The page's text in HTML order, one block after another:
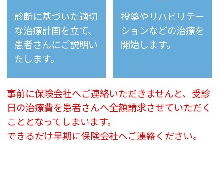
診断に基づいた適切
な治療計画を立て、
患者さんにご説明い
たします。
投薬やリハビリテー
ションなどの治療を
開始します。
事前に保険会社へご連絡いただきませんと、受診
日の治療費を患者さんへ全額請求させていただく
こととなってしまいます。
できるだけ早期に保険会社へご連絡ください。